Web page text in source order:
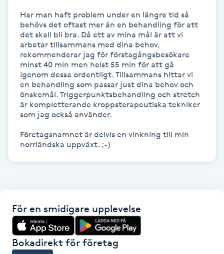
HIFU
Hollywood Peel
Hot Stone Massage
Hot yoga
Hudföryngring
Huduppstramning
Hyaluronsyra
Hyperhidros
Har man haft problem under en längre tid så
behövs det oftast mer än en behandling för att
det skall bli bra. Då ett av mina mål är att vi
arbetar tillsammans med dina behov,
rekommenderar jag för förstagångsbesökare
minst 40 min men helst 55 min för att gå
igenom dessa ordentligt. Tillsammans hittar vi
en behandling som passar just dina behov och
önskemål. Triggerpunktsbehandling och stretch
är kompletterande kroppsterapeutiska tekniker
som jag också använder.
Företagsnamnet är delvis en vinkning till min
norrländska uppväxt. ;-)
För en smidigare upplevelse
Bokadirekt för företag